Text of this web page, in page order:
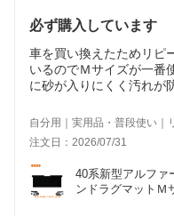
必ず購入しています
車を買い換えたためリピ
いるのでＭサイズが一番
に砂が入りにくく汚れが
自分用｜実用品・普段使い｜
注文日：2026/07/31
40系新型アルファ
ンドラグマットＭ